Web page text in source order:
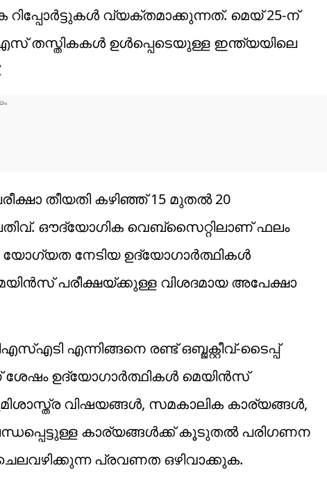
വ്യക്തമാക്കുന്നത്. മെയ് 25-ന്
ഉൾപ്പെടെയുള്ള ഇന്ത്യയിലെ
തീയതി കഴിഞ്ഞ് 15 മുതൽ 20
ഔദ്യോ​ഗിക വെബ്സൈറ്റിലാണ് ഫലം
യോ​ഗ്യത നേടിയ ഉദ്യോഗാർത്ഥികൾ
പരീക്ഷയ്ക്കുള്ള വിശദമായ അപേക്ഷാ
എന്നിങ്ങനെ രണ്ട് ഒബ്ജക്റ്റീവ്-ടൈപ്പ്
ശേഷം ഉദ്യോഗാർത്ഥികൾ മെയിൻസ്
വിഷയങ്ങൾ, സമകാലിക കാര്യങ്ങൾ,
കാര്യങ്ങൾക്ക് കൂടുതൽ പരി​ഗണന
പ്രവണത ഒഴിവാക്കുക.